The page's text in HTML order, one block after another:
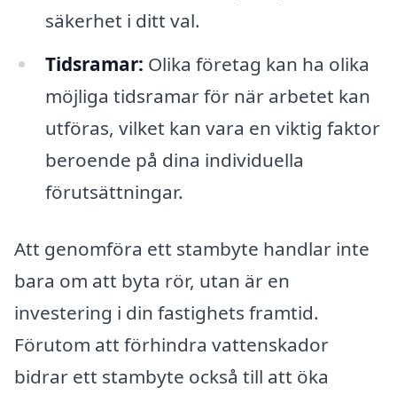
säkerhet i ditt val.
Tidsramar: Olika företag kan ha olika
möjliga tidsramar för när arbetet kan
utföras, vilket kan vara en viktig faktor
beroende på dina individuella
förutsättningar.
Att genomföra ett stambyte handlar inte
bara om att byta rör, utan är en
investering i din fastighets framtid.
Förutom att förhindra vattenskador
bidrar ett stambyte också till att öka